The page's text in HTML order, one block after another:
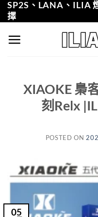
Skip
to
content
SP2S、LANA、ILIA
擇
XIAOKE 梟
刻Relx
POSTED ON
05